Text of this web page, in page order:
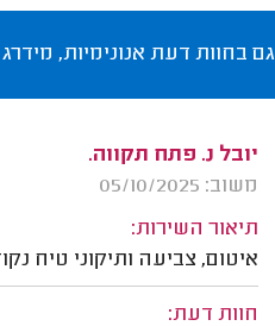
גם בחוות דעת אנונימיות,
יובל נ. פתח תקווה.
משוב: 05/10/2025
תיאור השירות:
איטום, צביעה ותיקוני טיח
חוות דעת: